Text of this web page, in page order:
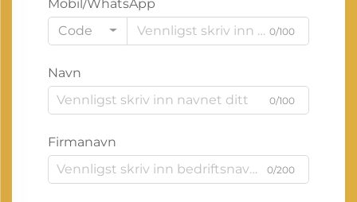
Mobil/WhatsApp
Code
0/100
Navn
0/100
Firmanavn
0/200